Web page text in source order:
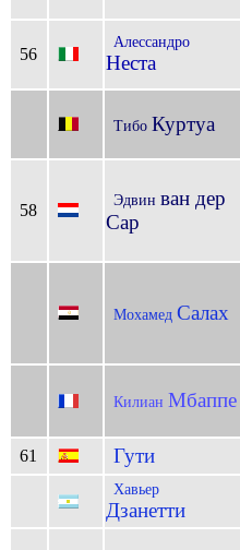
56
Алессандро
Неста
Тибо Куртуа
58
Эдвин ван дер
Сар
Мохамед Салах
Килиан Мбаппе
61 Гути
Хавьер
Дзанетти